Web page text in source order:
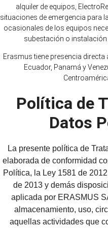
alquiler de equipos,
situaciones de emergencia para
ocasionales de los equipos
subestación o instalación
Erasmus tiene presencia
Ecuador, Panamá y
Política de
Datos
La presente política de
elaborada de conformidad
Política, la Ley 1581 de
de 2013 y demás
aplicada por ERASMUS
almacenamiento, uso,
aquellas actividades que